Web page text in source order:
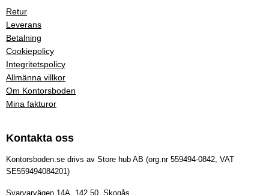
Retur
Leverans
Betalning
Cookiepolicy
Integritetspolicy
Allmänna villkor
Om Kontorsboden
Mina fakturor
Kontakta oss
Kontorsboden.se drivs av Store hub AB (org.nr 559494-0842, VAT
SE559494084201)
Svarvarvägen 14A, 142 50, Skogås